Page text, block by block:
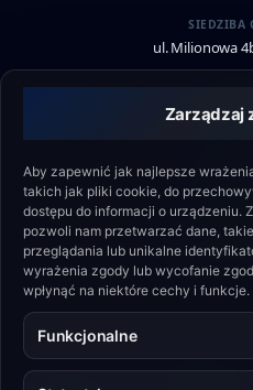
Zarządzaj
Aby zapewnić jak najlepsze
takich jak pliki cookie, do
dostępu do informacji o urządzeniu.
pozwoli nam przetwarzać dane,
przeglądania lub unikalne
wyrażenia zgody lub wycofanie
wpłynąć na niektóre cechy i funkcje.
Funkcjonalne
SIEDZIBA
ul. Milionowa
+48 790
Formularz
© 2026